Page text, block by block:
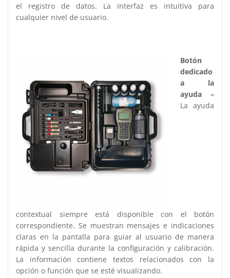
el registro de datos. La interfaz es intuitiva para
cualquier nivel de usuario.
Botón
dedicado
a la
ayuda –
La ayuda
contextual siempre está disponible con el botón
correspondiente. Se muestran mensajes e indicaciones
claras en la pantalla para guiar al usuario de manera
rápida y sencilla durante la configuración y calibración.
La información contiene textos relacionados con la
opción o función que se esté visualizando.